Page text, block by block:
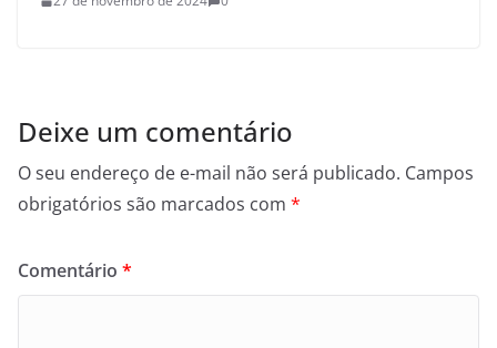
Deixe um comentário
O seu endereço de e-mail não será publicado. Campos
obrigatórios são marcados com *
Comentário *